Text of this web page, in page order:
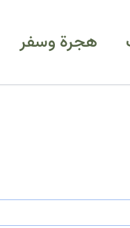
هجرة وسفر